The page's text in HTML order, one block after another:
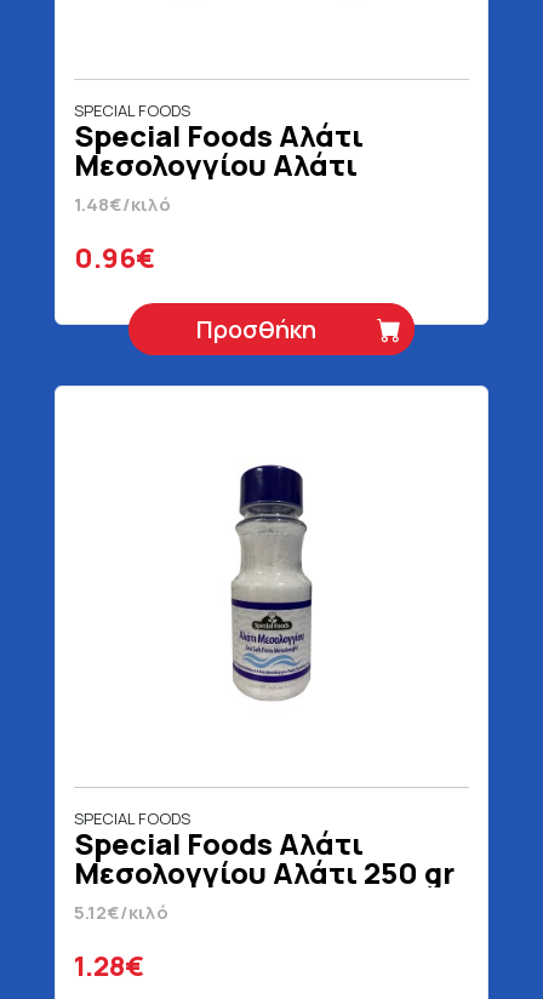
SPECIAL FOODS
Special Foods Αλάτι
Μεσολογγίου Αλάτι
Χονδρό 650 gr
1.48€/κιλό
0.96€
Προσθήκη
SPECIAL FOODS
Special Foods Αλάτι
Μεσολογγίου Αλάτι 250 gr
5.12€/κιλό
1.28€